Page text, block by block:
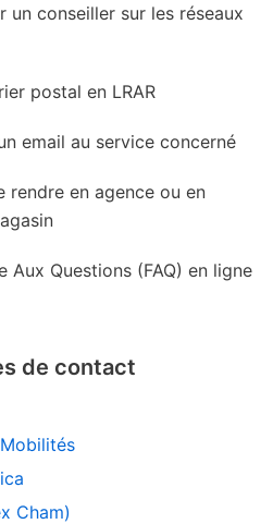
un conseiller sur les réseaux
postal en LRAR
email au service concerné
rendre en agence ou en
Aux Questions (FAQ) en ligne
de contact
Cham)